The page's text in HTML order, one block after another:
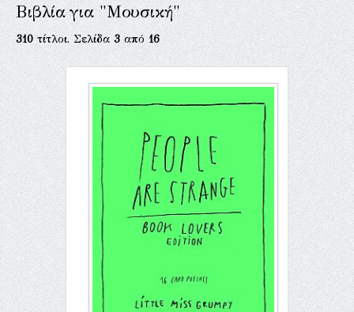
Βιβλία για "Μουσική"
310τίτλοι. Σελίδα3από16